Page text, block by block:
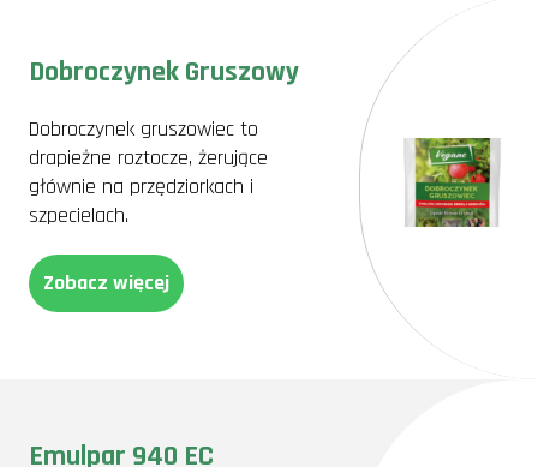
Dobroczynek Gruszowy
Dobroczynek gruszowiec to
drapieżne roztocze, żerujące
głównie na przędziorkach i
szpecielach.
Zobacz więcej
Emulpar 940 EC